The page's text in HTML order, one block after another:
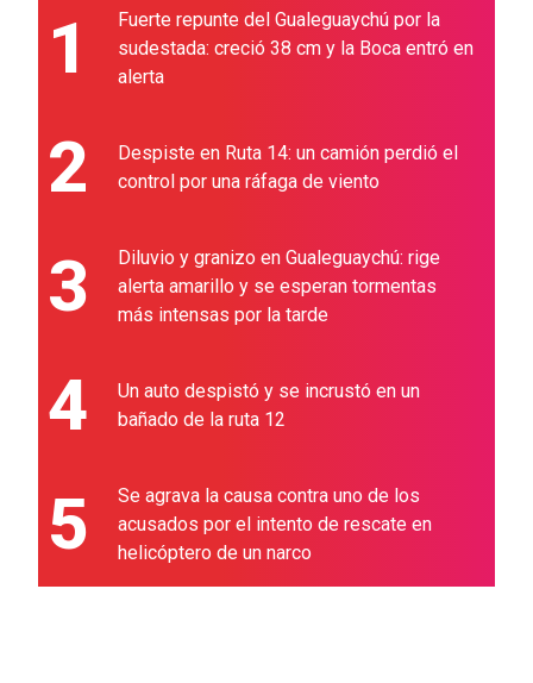
1
Fuerte repunte del Gualeguaychú por la
sudestada: creció 38 cm y la Boca entró en
alerta
2
Despiste en Ruta 14: un camión perdió el
control por una ráfaga de viento
3
Diluvio y granizo en Gualeguaychú: rige
alerta amarillo y se esperan tormentas
más intensas por la tarde
4
Un auto despistó y se incrustó en un
bañado de la ruta 12
5
Se agrava la causa contra uno de los
acusados por el intento de rescate en
helicóptero de un narco